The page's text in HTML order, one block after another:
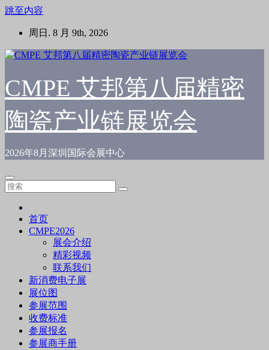
跳至内容
周日. 8 月 9th, 2026
CMPE 艾邦第八届精密
陶瓷产业链展览会
2026年8月深圳国际会展中心
首页
CMPE2026
展会介绍
精彩视频
联系我们
新消费电子展
展位图
参展范围
收费标准
参展报名
参展商手册